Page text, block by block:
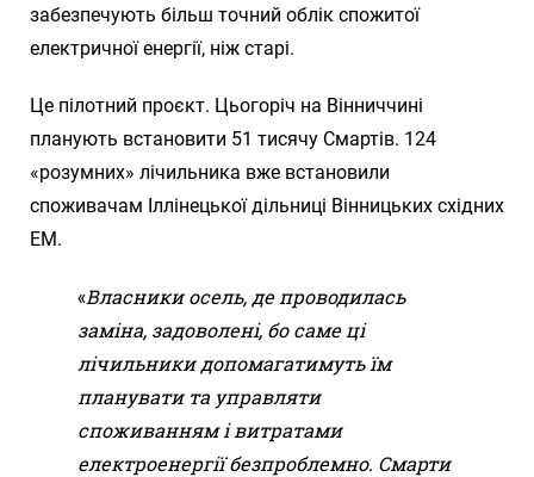
забезпечують більш точний облік спожитої
електричної енергії, ніж старі.
Це пілотний проєкт. Цьогоріч на Вінниччині
планують встановити 51 тисячу Смартів. 124
«розумних» лічильника вже встановили
споживачам Іллінецької дільниці Вінницьких східних
ЕМ.
«Власники осель, де проводилась
заміна, задоволені, бо саме ці
лічильники допомагатимуть їм
планувати та управляти
споживанням і витратами
електроенергії безпроблемно. Смарти